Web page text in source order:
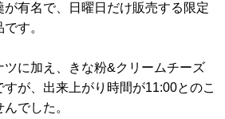
有名で、日曜日だけ販売する限定
す。
に加え、きな粉&クリームチーズ
すが、出来上がり時間が11:00とのこ
でした。